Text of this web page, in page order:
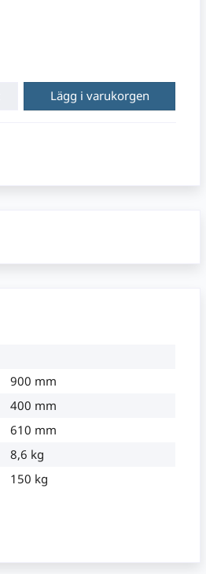
Lägg i varukorgen
900 mm
400 mm
610 mm
8,6 kg
150 kg